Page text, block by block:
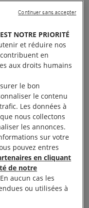
2016 à Rio
olympiques
ayant recueilli
15 pays, qui
publique
Jeux olympiques
humains.
gère ce
la
NOTRE PRIORITÉ
et réduire nos
en
aux droits humains
le bon
le contenu
Les données à
nous collectons
les annonces.
sur votre
pouvez entres
en cliquant
de notre
aucun cas les
ou utilisées à
Continuer sans accepter